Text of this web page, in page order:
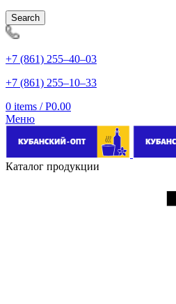
Search
+7 (861) 255‒40‒03
+7 (861) 255‒10‒33
0 items / Р0.00
Меню
Каталог продукции